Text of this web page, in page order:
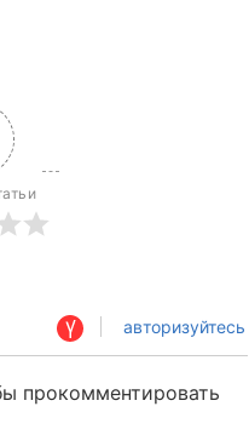
авторизуйтесь
прокомментировать